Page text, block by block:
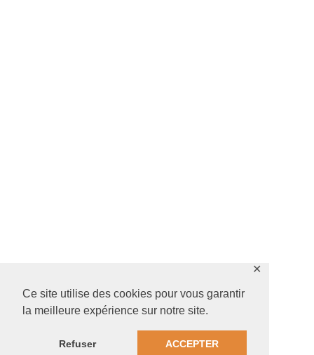
Ce site utilise des cookies pour vous garantir
la meilleure expérience sur notre site.
Refuser ACCEPTER
✕